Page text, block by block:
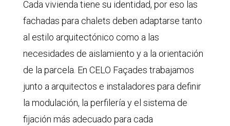
Cada vivienda tiene su identidad, por eso las
fachadas para chalets deben adaptarse tanto
al estilo arquitectónico como a las
necesidades de aislamiento y a la orientación
de la parcela. En CELO Façades trabajamos
junto a arquitectos e instaladores para definir
la modulación, la perfilería y el sistema de
fijación más adecuado para cada